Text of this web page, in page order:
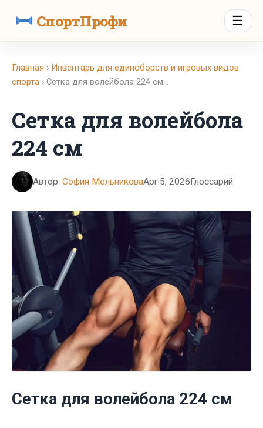
СпортПрофи ☰
Главная › Инвентарь для единоборств и игровых видов
спорта › Сетка для волейбола 224 см…
Сетка для волейбола
224 см
Автор: София МельниковаApr 5, 2026Глоссарий
Сетка для волейбола 224 см